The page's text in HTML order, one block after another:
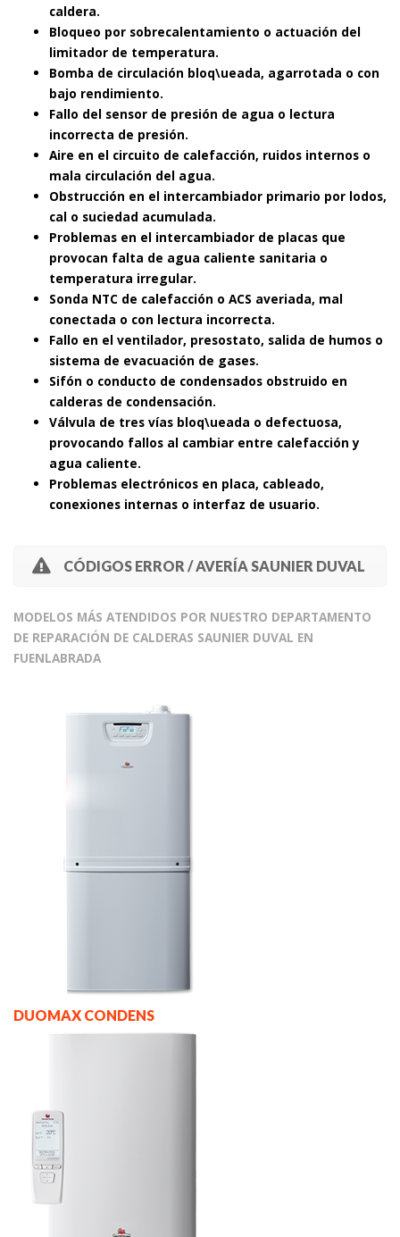
caldera.
Bloqueo por sobrecalentamiento o actuación del
limitador de temperatura.
Bomba de circulación bloq\ueada, agarrotada o con
bajo rendimiento.
Fallo del sensor de presión de agua o lectura
incorrecta de presión.
Aire en el circuito de calefacción, ruidos internos o
mala circulación del agua.
Obstrucción en el intercambiador primario por lodos,
cal o suciedad acumulada.
Problemas en el intercambiador de placas que
provocan falta de agua caliente sanitaria o
temperatura irregular.
Sonda NTC de calefacción o ACS averiada, mal
conectada o con lectura incorrecta.
Fallo en el ventilador, presostato, salida de humos o
sistema de evacuación de gases.
Sifón o conducto de condensados obstruido en
calderas de condensación.
Válvula de tres vías bloq\ueada o defectuosa,
provocando fallos al cambiar entre calefacción y
agua caliente.
Problemas electrónicos en placa, cableado,
conexiones internas o interfaz de usuario.
CÓDIGOS ERROR / AVERÍA SAUNIER DUVAL
MODELOS MÁS ATENDIDOS POR NUESTRO DEPARTAMENTO
DE REPARACIÓN DE CALDERAS SAUNIER DUVAL EN
FUENLABRADA
DUOMAX CONDENS